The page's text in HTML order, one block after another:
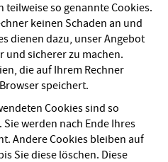
so genannte Cookies.
keinen Schaden an und
dienen dazu, unser Angebot
sicherer zu machen.
die auf Ihrem Rechner
speichert.
Cookies sind so
Sie werden nach Ende Ihres
Andere Cookies bleiben auf
Sie diese löschen. Diese